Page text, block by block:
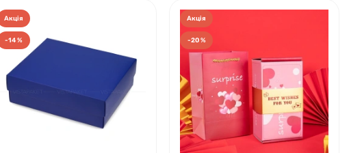
Акція
-14 %
Акція
-20 %